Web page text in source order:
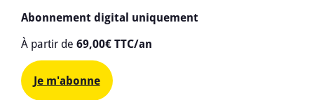
Abonnement digital uniquement
À partir de 69,00€ TTC/an
Je m'abonne